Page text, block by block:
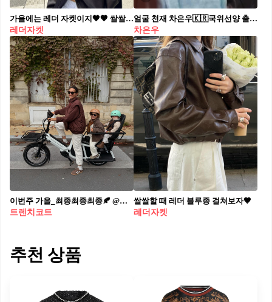
가을에는 레더 자켓이지🖤🤎 쌀쌀해지는 날씨엔 레더자켓으로 트렌디한 간절기룩 완성✨
레더자켓
얼굴 천재 차은우🇰🇷국위선양 출국전 다양한 표정 몰아서보기😎🌷오늘 잠자기 전 행복한 마무리요!
차은우
이번주 가을_최종최종최종🍂 @우리 이렇게 맞춰 입고 나들이 가자
트렌치코트
쌀쌀할 때 레더 블루종 걸쳐보자🤎
레더자켓
추천 상품